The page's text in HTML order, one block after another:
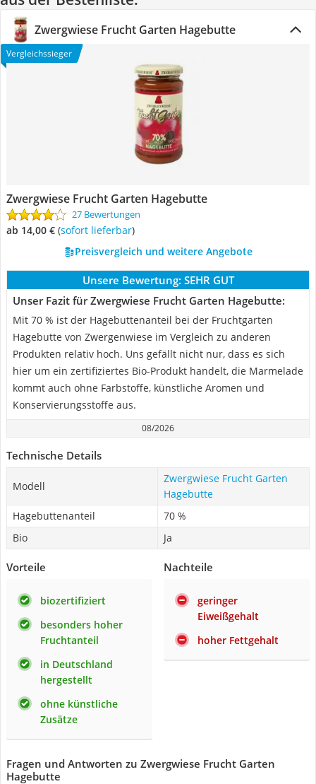
Zwergwiese Frucht Garten Hagebutte
Vergleichssieger
Zwergwiese Frucht Garten Hagebutte
27 Bewertungen
ab 14,00 € ( Sofort lieferbar)
Preisvergleich und weitere Angebote
Unsere Bewertung: SEHR GUT
Unser Fazit für Zwergwiese Frucht Garten Hagebutte:
Mit 70 % ist der Hagebuttenanteil bei der Fruchtgarten
Hagebutte von Zwergenwiese im Vergleich zu anderen
Produkten relativ hoch. Uns gefällt nicht nur, dass es sich
hier um ein zertifiziertes Bio-Produkt handelt, die Marmelade
kommt auch ohne Farbstoffe, künstliche Aromen und
Konservierungsstoffe aus.
08/2026
Technische Details
Modell
Zwergwiese Frucht Garten
Hagebutte
Hagebuttenanteil
70 %
Bio
Ja
Vorteile
biozertifiziert
besonders hoher
Fruchtanteil
in Deutschland
hergestellt
ohne künstliche
Zusätze
Nachteile
geringer
Eiweißgehalt
hoher Fettgehalt
Fragen und Antworten zu Zwergwiese Frucht Garten
Hagebutte